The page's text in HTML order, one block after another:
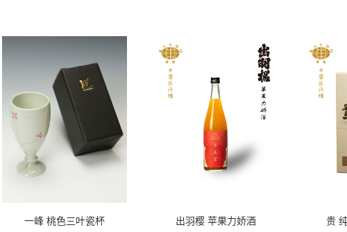
一峰 桃色三叶瓷杯 出羽樱 苹果力娇酒 贵